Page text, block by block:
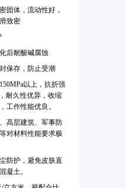
固体，流动性好，
致密
后耐酸碱腐蚀
保存，防止受潮
以上，抗折强
耐久性优异，收缩
工作性能优良。
高层建筑、军事防
对材料性能要求极
防护，避免皮肤直
凝土。